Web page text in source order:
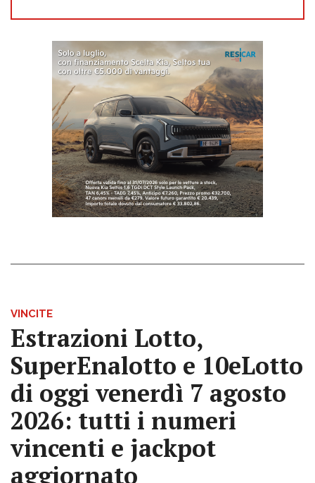
VINCITE
Estrazioni Lotto,
SuperEnalotto e 10eLotto
di oggi venerdì 7 agosto
2026: tutti i numeri
vincenti e jackpot
aggiornato